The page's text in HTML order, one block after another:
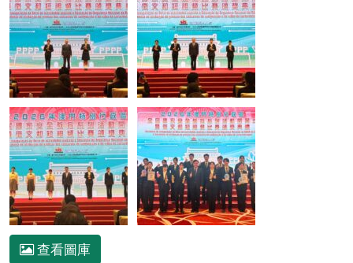
查看圖庫